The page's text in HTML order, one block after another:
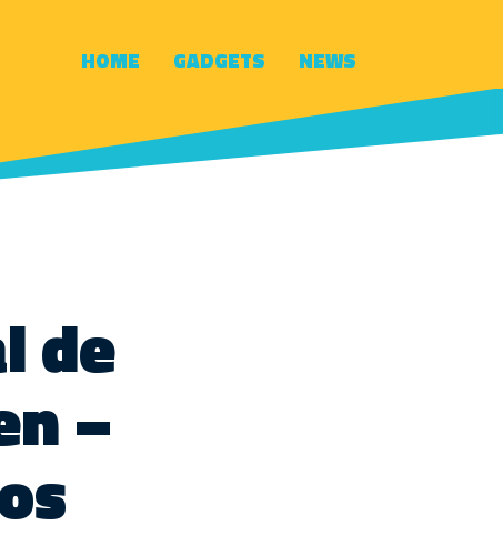
HOME GADGETS NEWS
de
–